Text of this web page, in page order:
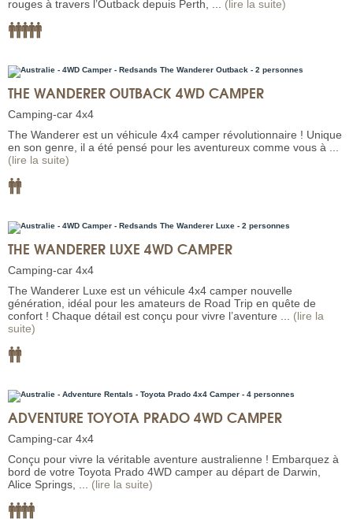
rouges à travers l’Outback depuis Perth, ... (lire la suite)
THE WANDERER OUTBACK 4WD CAMPER
Camping-car 4x4
The Wanderer est un véhicule 4x4 camper révolutionnaire ! Unique
en son genre, il a été pensé pour les aventureux comme vous à ...
(lire la suite)
THE WANDERER LUXE 4WD CAMPER
Camping-car 4x4
The Wanderer Luxe est un véhicule 4x4 camper nouvelle
génération, idéal pour les amateurs de Road Trip en quête de
confort ! Chaque détail est conçu pour vivre l’aventure ... (lire la
suite)
ADVENTURE TOYOTA PRADO 4WD CAMPER
Camping-car 4x4
Conçu pour vivre la véritable aventure australienne ! Embarquez à
bord de votre Toyota Prado 4WD camper au départ de Darwin,
Alice Springs, ... (lire la suite)